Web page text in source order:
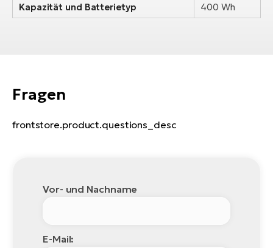
Kapazität und Batterietyp 400 Wh
Fragen
frontstore.product.questions_desc
Vor- und Nachname
E-Mail: